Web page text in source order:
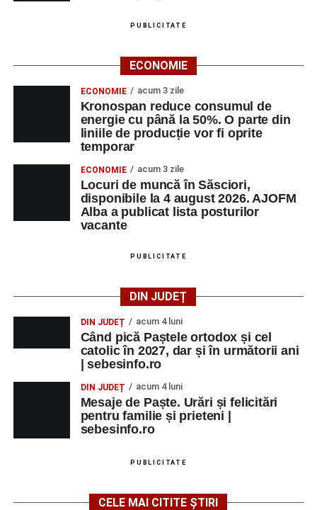
PUBLICITATE
ECONOMIE
ECONOMIE acum 3 zile
Kronospan reduce consumul de
energie cu până la 50%. O parte din
liniile de producție vor fi oprite
temporar
ECONOMIE acum 3 zile
Locuri de muncă în Săsciori,
disponibile la 4 august 2026. AJOFM
Alba a publicat lista posturilor
vacante
PUBLICITATE
DIN JUDEȚ
DIN JUDEȚ acum 4 luni
Când pică Paștele ortodox și cel
catolic în 2027, dar și în următorii ani
| sebesinfo.ro
DIN JUDEȚ acum 4 luni
Mesaje de Paște. Urări și felicitări
pentru familie și prieteni |
sebesinfo.ro
PUBLICITATE
CELE MAI CITITE ȘTIRI